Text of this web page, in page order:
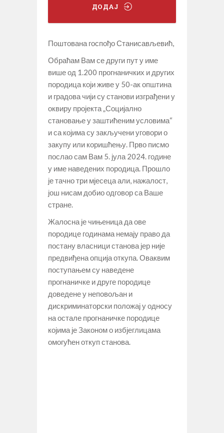
ДОДАЈ
Поштована госпођо Станисављевић,
Обраћам Вам се други пут у име
више од 1.200 прогнаничких и других
породица који живе у 50-ак општина
и градова чији су станови изграђени у
оквиру пројекта „Социјално
становање у заштићеним условима“
и са којима су закључени уговори о
закупу или коришћењу. Прво писмо
послао сам Вам 5. јула 2024. године
у име наведених породица. Прошло
је тачно три мјесеца али, нажалост,
још нисам добио одговор са Ваше
стране.
Жалосна је чињеница да ове
породице годинама немају право да
постану власници станова јер није
предвиђена опција откупа. Оваквим
поступањем су наведене
прогнаничке и друге породице
доведене у неповољан и
дискриминаторски положај у односу
на остале прогнаничке породице
којима је Законом о избјеглицама
омогућен откуп станова.